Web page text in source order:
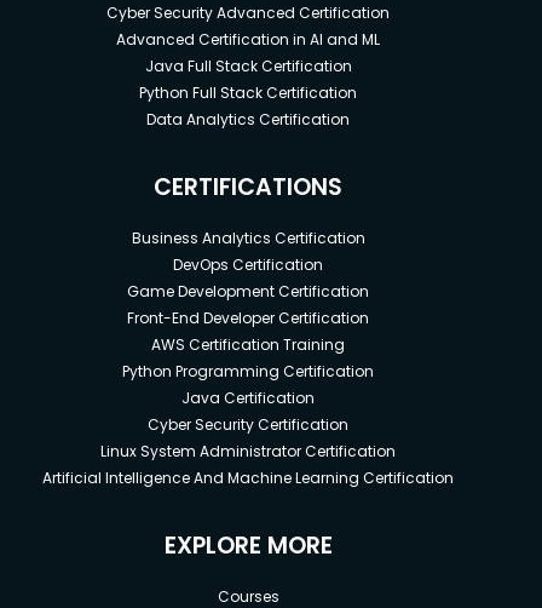
Cyber Security Advanced Certification
Advanced Certification in AI and ML
Java Full Stack Certification
Python Full Stack Certification
Data Analytics Certification
CERTIFICATIONS
Business Analytics Certification
DevOps Certification
Game Development Certification
Front-End Developer Certification
AWS Certification Training
Python Programming Certification
Java Certification
Cyber Security Certification
Linux System Administrator Certification
Artificial Intelligence And Machine Learning Certification
EXPLORE MORE
Courses